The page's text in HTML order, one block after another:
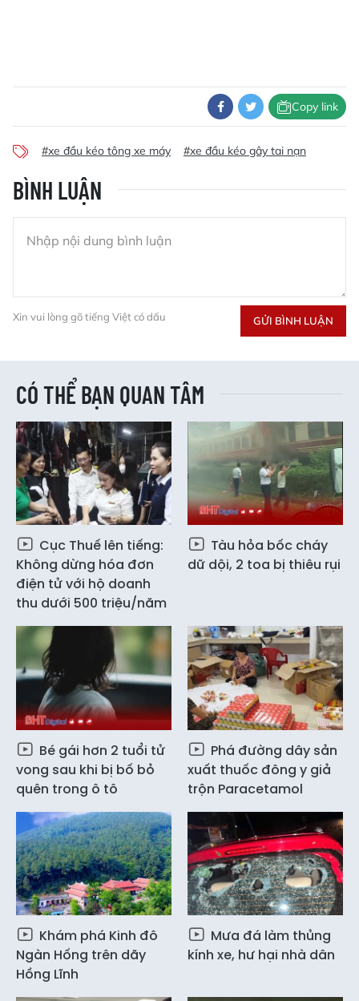
Copy link
#xe đầu kéo tông xe máy #xe đầu kéo gây tai nạn
BÌNH LUẬN
Xin vui lòng gõ tiếng Việt có dấu GỬI BÌNH LUẬN
CÓ THỂ BẠN QUAN TÂM
Cục Thuế lên tiếng:
Không dừng hóa đơn
điện tử với hộ doanh
thu dưới 500 triệu/năm
Tàu hỏa bốc cháy
dữ dội, 2 toa bị thiêu rụi
Bé gái hơn 2 tuổi tử
vong sau khi bị bố bỏ
quên trong ô tô
Phá đường dây sản
xuất thuốc đông y giả
trộn Paracetamol
Khám phá Kinh đô
Ngàn Hống trên dãy
Hồng Lĩnh
Mưa đá làm thủng
kính xe, hư hại nhà dân